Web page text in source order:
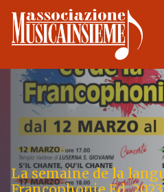
La semaine de la